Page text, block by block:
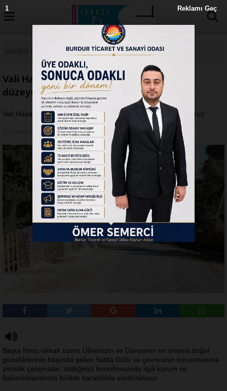
Reklamı Geç
0
Vali Hasan Şıldak, “Salda Gölü’nü en üst
düzeyde önemsiyoruz”
Vali Hasan Şıldak, “Salda Gölü’nü en üst düzeyde önemsiyoruz”
25 Kasım 2019 - Pazartesi 15:29
Başta İlimiz olmak üzere Ülkemizin ve Dünyanın en önemli doğal
güzelliklerinin başında gelen Salda Gölü ve çevresinin korunmasına
yönelik çalışmalar, Valiliğimiz koordinesinde ilgili kurum ve
Bakanlıklarımızla birlikte kararlılıkla sürdürülüyor.